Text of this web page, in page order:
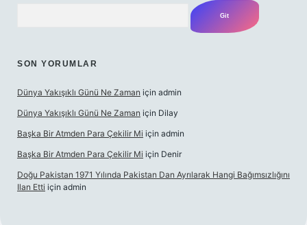
SON YORUMLAR
Dünya Yakışıklı Günü Ne Zaman için admin
Dünya Yakışıklı Günü Ne Zaman için Dilay
Başka Bir Atmden Para Çekilir Mi için admin
Başka Bir Atmden Para Çekilir Mi için Denir
Doğu Pakistan 1971 Yılında Pakistan Dan Ayrılarak Hangi Bağımsızlığını
Ilan Etti için admin